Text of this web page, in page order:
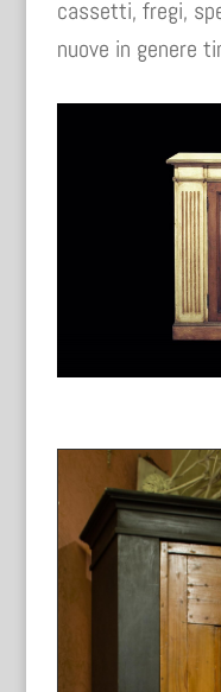
cassetti, fregi,
nuove in genere